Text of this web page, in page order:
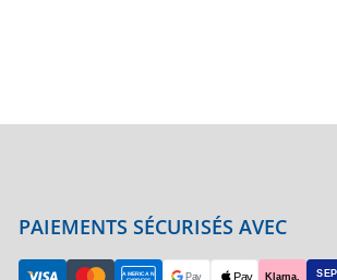
PAIEMENTS SÉCURISÉS AVEC